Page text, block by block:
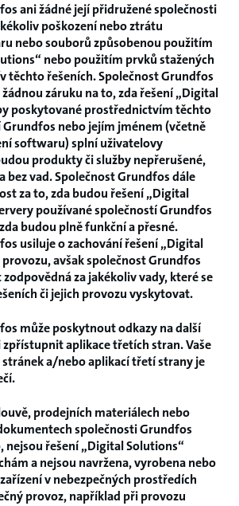
ani žádné její přidružené společnosti
poškození nebo ztrátu
nebo souborů způsobenou použitím
nebo použitím prvků stažených
těchto řešeních. Společnost Grundfos
záruku na to, zda řešení „Digital
poskytované prostřednictvím těchto
nebo jejím jménem (včetně
softwaru) splní uživatelovy
produkty či služby nepřerušené,
bez vad. Společnost Grundfos dále
za to, zda budou řešení „Digital
používané společností Grundfos
budou plně funkční a přesné.
usiluje o zachování řešení „Digital
avšak společnost Grundfos
za jakékoliv vady, které se
či jejich provozu vyskytovat.
může poskytnout odkazy na další
aplikace třetích stran. Vaše
a/nebo aplikací třetí strany je
prodejních materiálech nebo
společnosti Grundfos
nejsou řešení „Digital Solutions“
a nejsou navržena, vyrobena nebo
v nebezpečných prostředích
provoz, například při provozu